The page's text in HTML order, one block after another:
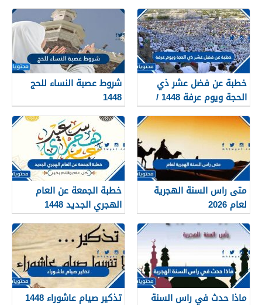
خطبة عن فضل عشر ذي
الحجة ويوم عرفة 1448 /
2026
شروط عصبة النساء للحج
1448
متى راس السنة الهجرية
لعام 2026
خطبة الجمعة عن العام
الهجري الجديد 1448
ماذا حدث في راس السنة
تذكير صيام عاشوراء 1448